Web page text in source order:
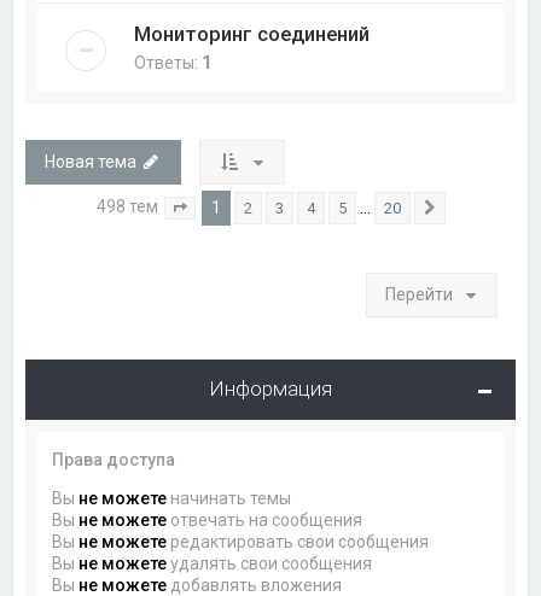
Мониторинг соединений
Ответы: 1
Новая тема
498 тем Страница из 20
1 2 3 4 5 20
Перейти
Информация
Права доступа
Вы не можете начинать темы
Вы не можете отвечать на сообщения
Вы не можете редактировать свои сообщения
Вы не можетеудалять свои сообщения
Вы не можете добавлять вложения